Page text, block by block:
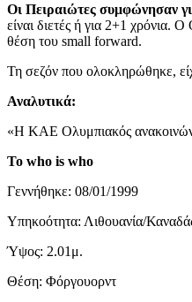
Οι Πειραιώτες συμφώνησαν
είναι διετές ή για 2+1
θέση του small forward.
Τη σεζόν που ολοκληρώθηκε,
Αναλυτικά:
«Η ΚΑΕ Ολυμπιακός
Το who is whο
Γεννήθηκε: 08/01/1999
Υπηκοότητα: Λιθουανία/
Ύψος: 2.01μ.
Θέση: Φόργουορντ